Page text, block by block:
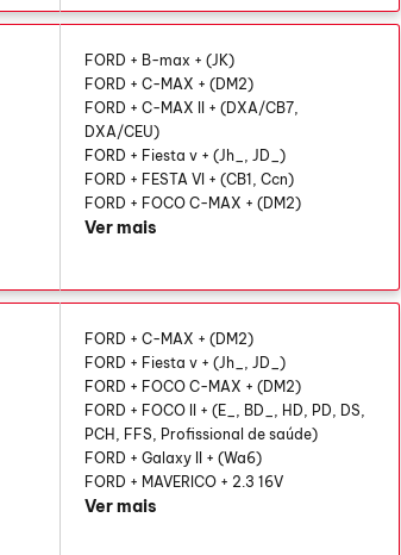
FORD + B-max + (JK)
FORD + C-MAX + (DM2)
FORD + C-MAX II + (DXA/CB7,
DXA/CEU)
FORD + Fiesta v + (Jh_, JD_)
FORD + FESTA VI + (CB1, Ccn)
FORD + FOCO C-MAX + (DM2)
Ver mais
FORD + C-MAX + (DM2)
FORD + Fiesta v + (Jh_, JD_)
FORD + FOCO C-MAX + (DM2)
FORD + FOCO II + (E_, BD_, HD, PD, DS,
PCH, FFS, Profissional de saúde)
FORD + Galaxy II + (Wa6)
FORD + MAVERICO + 2.3 16V
Ver mais